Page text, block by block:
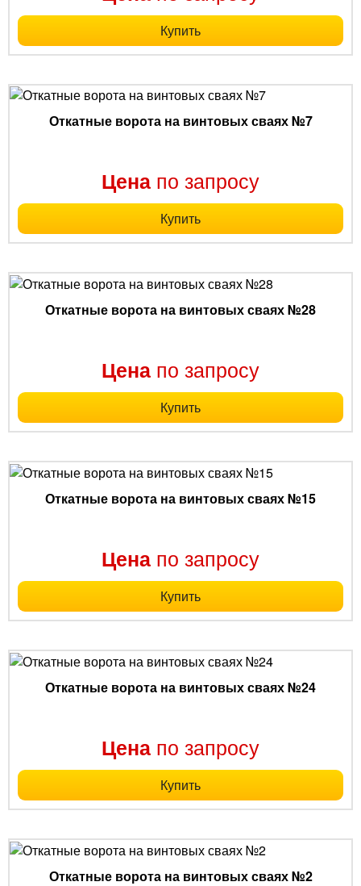
Купить
Откатные ворота на винтовых сваях №7
Цена по запросу
Купить
Откатные ворота на винтовых сваях №28
Цена по запросу
Купить
Откатные ворота на винтовых сваях №15
Цена по запросу
Купить
Откатные ворота на винтовых сваях №24
Цена по запросу
Купить
Откатные ворота на винтовых сваях №2